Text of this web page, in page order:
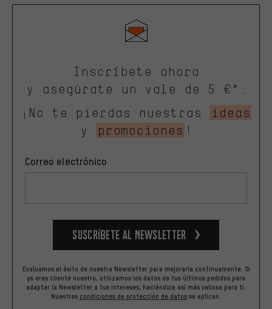
Inscríbete ahora
y asegúrate un vale de 5 €*.
¡No te pierdas nuestras
ideas
y
promociones !
Correo electrónico
Suscríbete al newsletter
Evaluamos el éxito de nuestra Newsletter para mejorarla continuamente. Si
ya eres cliente nuestro, utilizamos los datos de tus últimos pedidos para
adaptar la Newsletter a tus intereses, haciéndola así más valiosa para ti.
Nuestras condiciones de protección de datos se aplican.